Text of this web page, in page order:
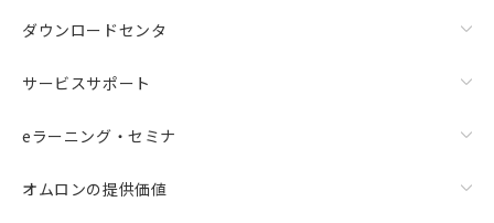
ダウンロードセンタ
サービスサポート
eラーニング・セミナ
オムロンの提供価値